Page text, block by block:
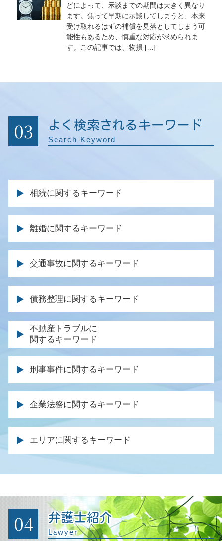
どによって、示談までの期間は大きく異なり
ます。焦って早期に示談してしまうと、本来
受け取れるはずの補償を見落としてしまう可
能性もあるため、慎重な対応が求められま
す。この記事では、物損 […]
03 よく検索されるキーワード
Search Keyword
相続に関するキーワード
遺言 弁護士 費用
事業継承 相続
相続人 弁護士
遺言 相談
遺産分割 不動産
遺産 相続 裁判
遺留分 裁判
遺留分 請求
相続 やり直し
遺言 遺留分
相続人 行方不明
分割 協議
遺言執行者 遺産分割協議
相続放棄 弁護士
遺産分割協議 やり直し
相続 期限
借金 遺産 相続
離婚に関するキーワード
養育費 取り決め
離婚 調停 不成立
離婚調停 面会交流
養育費 金額 決め方
離婚裁判 期間
離婚裁判 長期化
離婚協議書 書き方
親権 とは
離婚調停 応じない
離婚協議書 効力
調停 不成立 裁判
離婚届 親権
財産分与 裁判
公正証書 親権
調停 弁護士
交通事故に関するキーワード
休業損害 いつもらえる
弁護士特約 過失割合
逸失利益 計算
後遺障害 申請 必要書類
交通事故 法律事務所
事故 入院費用
後遺症 逸失利益
交通事故 逸失利益
後遺症 認定基準
示談交渉 保険会社
被害者 請求期間
保険会社 対応
後遺障害 保険金
事故 保険会社 交渉
過失割合 保険金
債務整理に関するキーワード
個人再生 ブラックリスト 期間
消費者金融 破産
同時廃止 流れ
自己破産 法律事務所
免責 破産
自己破産 損害賠償
特定調停 弁護士
車 破産
自己破産 期間 クレジットカード
個人再生 メリット
自己破産 就職
自己破産 資格 制限 職業
破産 個人再生
不動産トラブルに
関するキーワード
土地 購入 トラブル
賃貸住宅 トラブル
不動産 仲介業者 トラブル
土地 トラブル 相談
不動産売買 仲介トラブル
不動産 退去 トラブル
不法占拠 立ち退き
家賃 滞納延滞金
明け渡し 請求
不動産 売却 弁護士
家賃滞納 回収
建物 明け渡し 訴訟
刑事事件に関するキーワード
有罪 回避
刑事事件 被害者
公判請求 起訴
条例違反 犯罪
示談 被害届
刑事裁判 否認事件
保釈 執行猶予 可能性
刑事事件 起訴
企業法務に関するキーワード
企業間訴訟 弁護士
契約書 内容確認
残業代請求 会社側
労働問題 解決
会社の顧問弁護士
企業法務とは
エリアに関するキーワード
04 弁護士紹介
Lawyer